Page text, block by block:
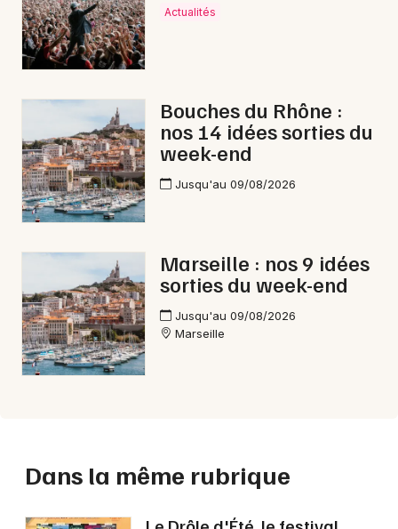
Actualités
Bouches du Rhône :
nos 14 idées sorties du
week-end
Jusqu'au 09/08/2026
Marseille : nos 9 idées
sorties du week-end
Jusqu'au 09/08/2026
Marseille
Dans la même rubrique